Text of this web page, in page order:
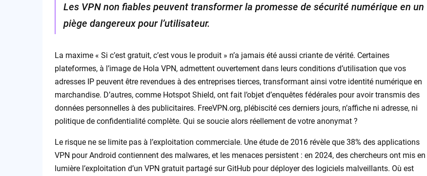
Les VPN non fiables peuvent transformer la promesse de sécurité numérique en un
piège dangereux pour l’utilisateur.
La maxime « Si c’est gratuit, c’est vous le produit » n’a jamais été aussi criante de vérité. Certaines
plateformes, à l’image de Hola VPN, admettent ouvertement dans leurs conditions d’utilisation que vos
adresses IP peuvent être revendues à des entreprises tierces, transformant ainsi votre identité numérique en
marchandise. D’autres, comme Hotspot Shield, ont fait l’objet d’enquêtes fédérales pour avoir transmis des
données personnelles à des publicitaires. FreeVPN.org, plébiscité ces derniers jours, n’affiche ni adresse, ni
politique de confidentialité complète. Qui se soucie alors réellement de votre anonymat ?
Le risque ne se limite pas à l’exploitation commerciale. Une étude de 2016 révèle que 38% des applications
VPN pour Android contiennent des malwares, et les menaces persistent : en 2024, des chercheurs ont mis en
lumière l’exploitation d’un VPN gratuit partagé sur GitHub pour déployer des logiciels malveillants. Où est